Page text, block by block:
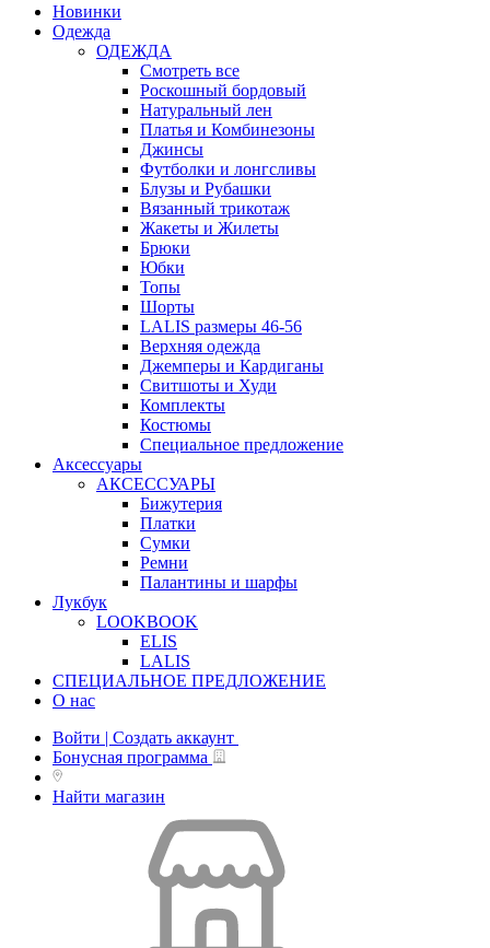
Новинки
Одежда
ОДЕЖДА
Смотреть все
Роскошный бордовый
Натуральный лен
Платья и Комбинезоны
Джинсы
Футболки и лонгсливы
Блузы и Рубашки
Вязанный трикотаж
Жакеты и Жилеты
Брюки
Юбки
Топы
Шорты
LALIS размеры 46-56
Верхняя одежда
Джемперы и Кардиганы
Свитшоты и Худи
Комплекты
Костюмы
Специальное предложение
Аксессуары
АКСЕССУАРЫ
Бижутерия
Платки
Сумки
Ремни
Палантины и шарфы
Лукбук
LOOKBOOK
ELIS
LALIS
СПЕЦИАЛЬНОЕ ПРЕДЛОЖЕНИЕ
О нас
Войти | Создать аккаунт
Бонусная программа
Найти магазин